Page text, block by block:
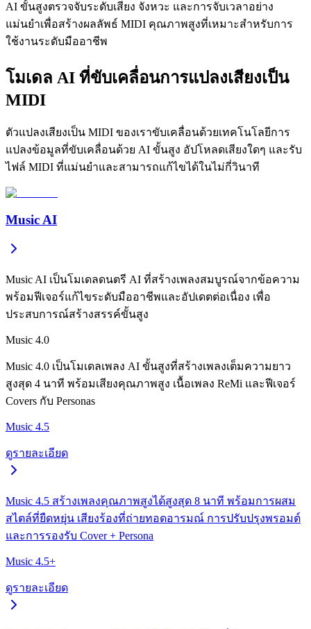
AI ขั้นสูงตรวจจับระดับเสียง จังหวะ และการจับเวลาอย่าง
แม่นยำเพื่อสร้างผลลัพธ์ MIDI คุณภาพสูงที่เหมาะสำหรับการ
ใช้งานระดับมืออาชีพ
โมเดล AI ที่ขับเคลื่อนการแปลงเสียงเป็น
MIDI
ตัวแปลงเสียงเป็น MIDI ของเราขับเคลื่อนด้วยเทคโนโลยีการ
แปลงข้อมูลที่ขับเคลื่อนด้วย AI ขั้นสูง อัปโหลดเสียงใดๆ และรับ
ไฟล์ MIDI ที่แม่นยำและสามารถแก้ไขได้ในไม่กี่วินาที
Music AI
Music AI เป็นโมเดลดนตรี AI ที่สร้างเพลงสมบูรณ์จากข้อความ
พร้อมฟีเจอร์แก้ไขระดับมืออาชีพและอัปเดตต่อเนื่อง เพื่อ
ประสบการณ์สร้างสรรค์ขั้นสูง
Music 4.0
Music 4.0 เป็นโมเดลเพลง AI ขั้นสูงที่สร้างเพลงเต็มความยาว
สูงสุด 4 นาที พร้อมเสียงคุณภาพสูง เนื้อเพลง ReMi และฟีเจอร์
Covers กับ Personas
Music 4.5
ดูรายละเอียด
Music 4.5 สร้างเพลงคุณภาพสูงได้สูงสุด 8 นาที พร้อมการผสม
สไตล์ที่ยืดหยุ่น เสียงร้องที่ถ่ายทอดอารมณ์ การปรับปรุงพรอมต์
และการรองรับ Cover + Persona
Music 4.5+
ดูรายละเอียด